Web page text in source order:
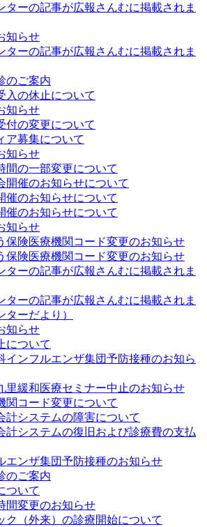
ターの記事が広報さんむに掲載されま
知らせ
ターの記事が広報さんむに掲載されま
のご案内
入の休止について
知らせ
付の変更について
ア募集について
知らせ
間の一部変更について
開催のお知らせについて
催のお知らせについて
催のお知らせについて
知らせ
保険医療機関コード変更のお知らせ
保険医療機関コード変更のお知らせ
ターの記事が広報さんむに掲載されま
ターの記事が広報さんむに掲載されま
ターだより）
知らせ
について
インフルエンザ集団予防接種のお知ら
里緩和医療セミナー中止のお知らせ
関コード変更について
計システムの障害について
計システムの復旧および診療費の支払
エンザ集団予防接種のお知らせ
のご案内
ついて
間変更のお知らせ
ク（外来）の診療開始について